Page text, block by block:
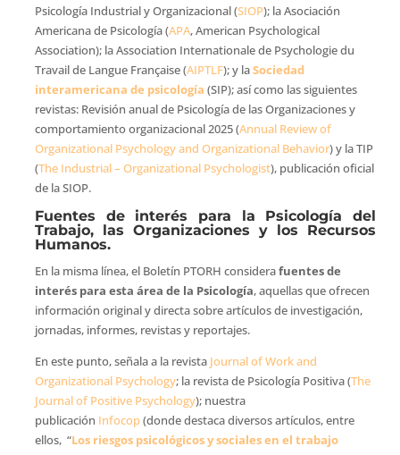
Psicología Industrial y Organizacional (SIOP); la Asociación
Americana de Psicología (APA, American Psychological
Association); la Association Internationale de Psychologie du
Travail de Langue Française (AIPTLF); y laSociedad
interamericana de psicología (SIP); así como las siguientes
revistas: Revisión anual de Psicología de las Organizaciones y
comportamiento organizacional 2025 (Annual Review of
Organizational Psychology and Organizational Behavior) y la TIP
(The Industrial – Organizational Psychologist), publicación oficial
de la SIOP.
Fuentes de interés para la Psicología del
Trabajo, las Organizaciones y los Recursos
Humanos.
En la misma línea, el Boletín PTORH considerafuentes de
interés para esta área de la Psicología, aquellas que ofrecen
información original y directa sobre artículos de investigación,
jornadas, informes, revistas y reportajes.
En este punto, señala a la revista Journal of Work and
Organizational Psychology; la revista de Psicología Positiva (The
Journal of Positive Psychology); nuestra
publicación Infocop(donde destaca diversos artículos, entre
ellos, “Los riesgos psicológicos y sociales en el trabajo